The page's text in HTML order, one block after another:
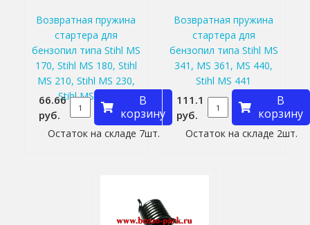
Возвратная пружина
стартера для
бензопил типа Stihl MS
170, Stihl MS 180, Stihl
MS 210, Stihl MS 230,
Stihl MS 250
66.66
руб.
В
корзину
Остаток на складе 7шт.
Возвратная пружина
стартера для
бензопил типа Stihl MS
341, MS 361, MS 440,
Stihl MS 441
111.1
руб.
В
корзину
Остаток на складе 2шт.